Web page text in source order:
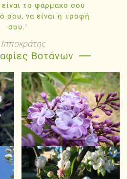
το φάρμακο σου
σου, να είναι η τροφή
σου."
Ιπποκράτης
Βοτάνων